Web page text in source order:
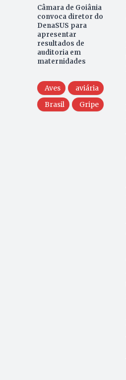
Câmara de Goiânia
convoca diretor do
DenaSUS para
apresentar
resultados de
auditoria em
maternidades
Aves
aviária
Brasil
Gripe